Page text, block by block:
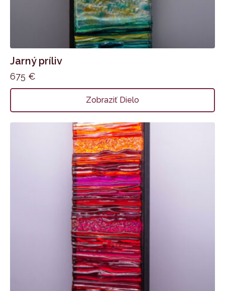
Jarný príliv
675 €
Zobraziť Dielo